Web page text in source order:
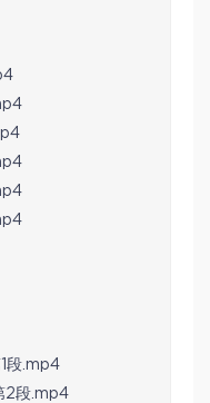
段.mp4
2段.mp4